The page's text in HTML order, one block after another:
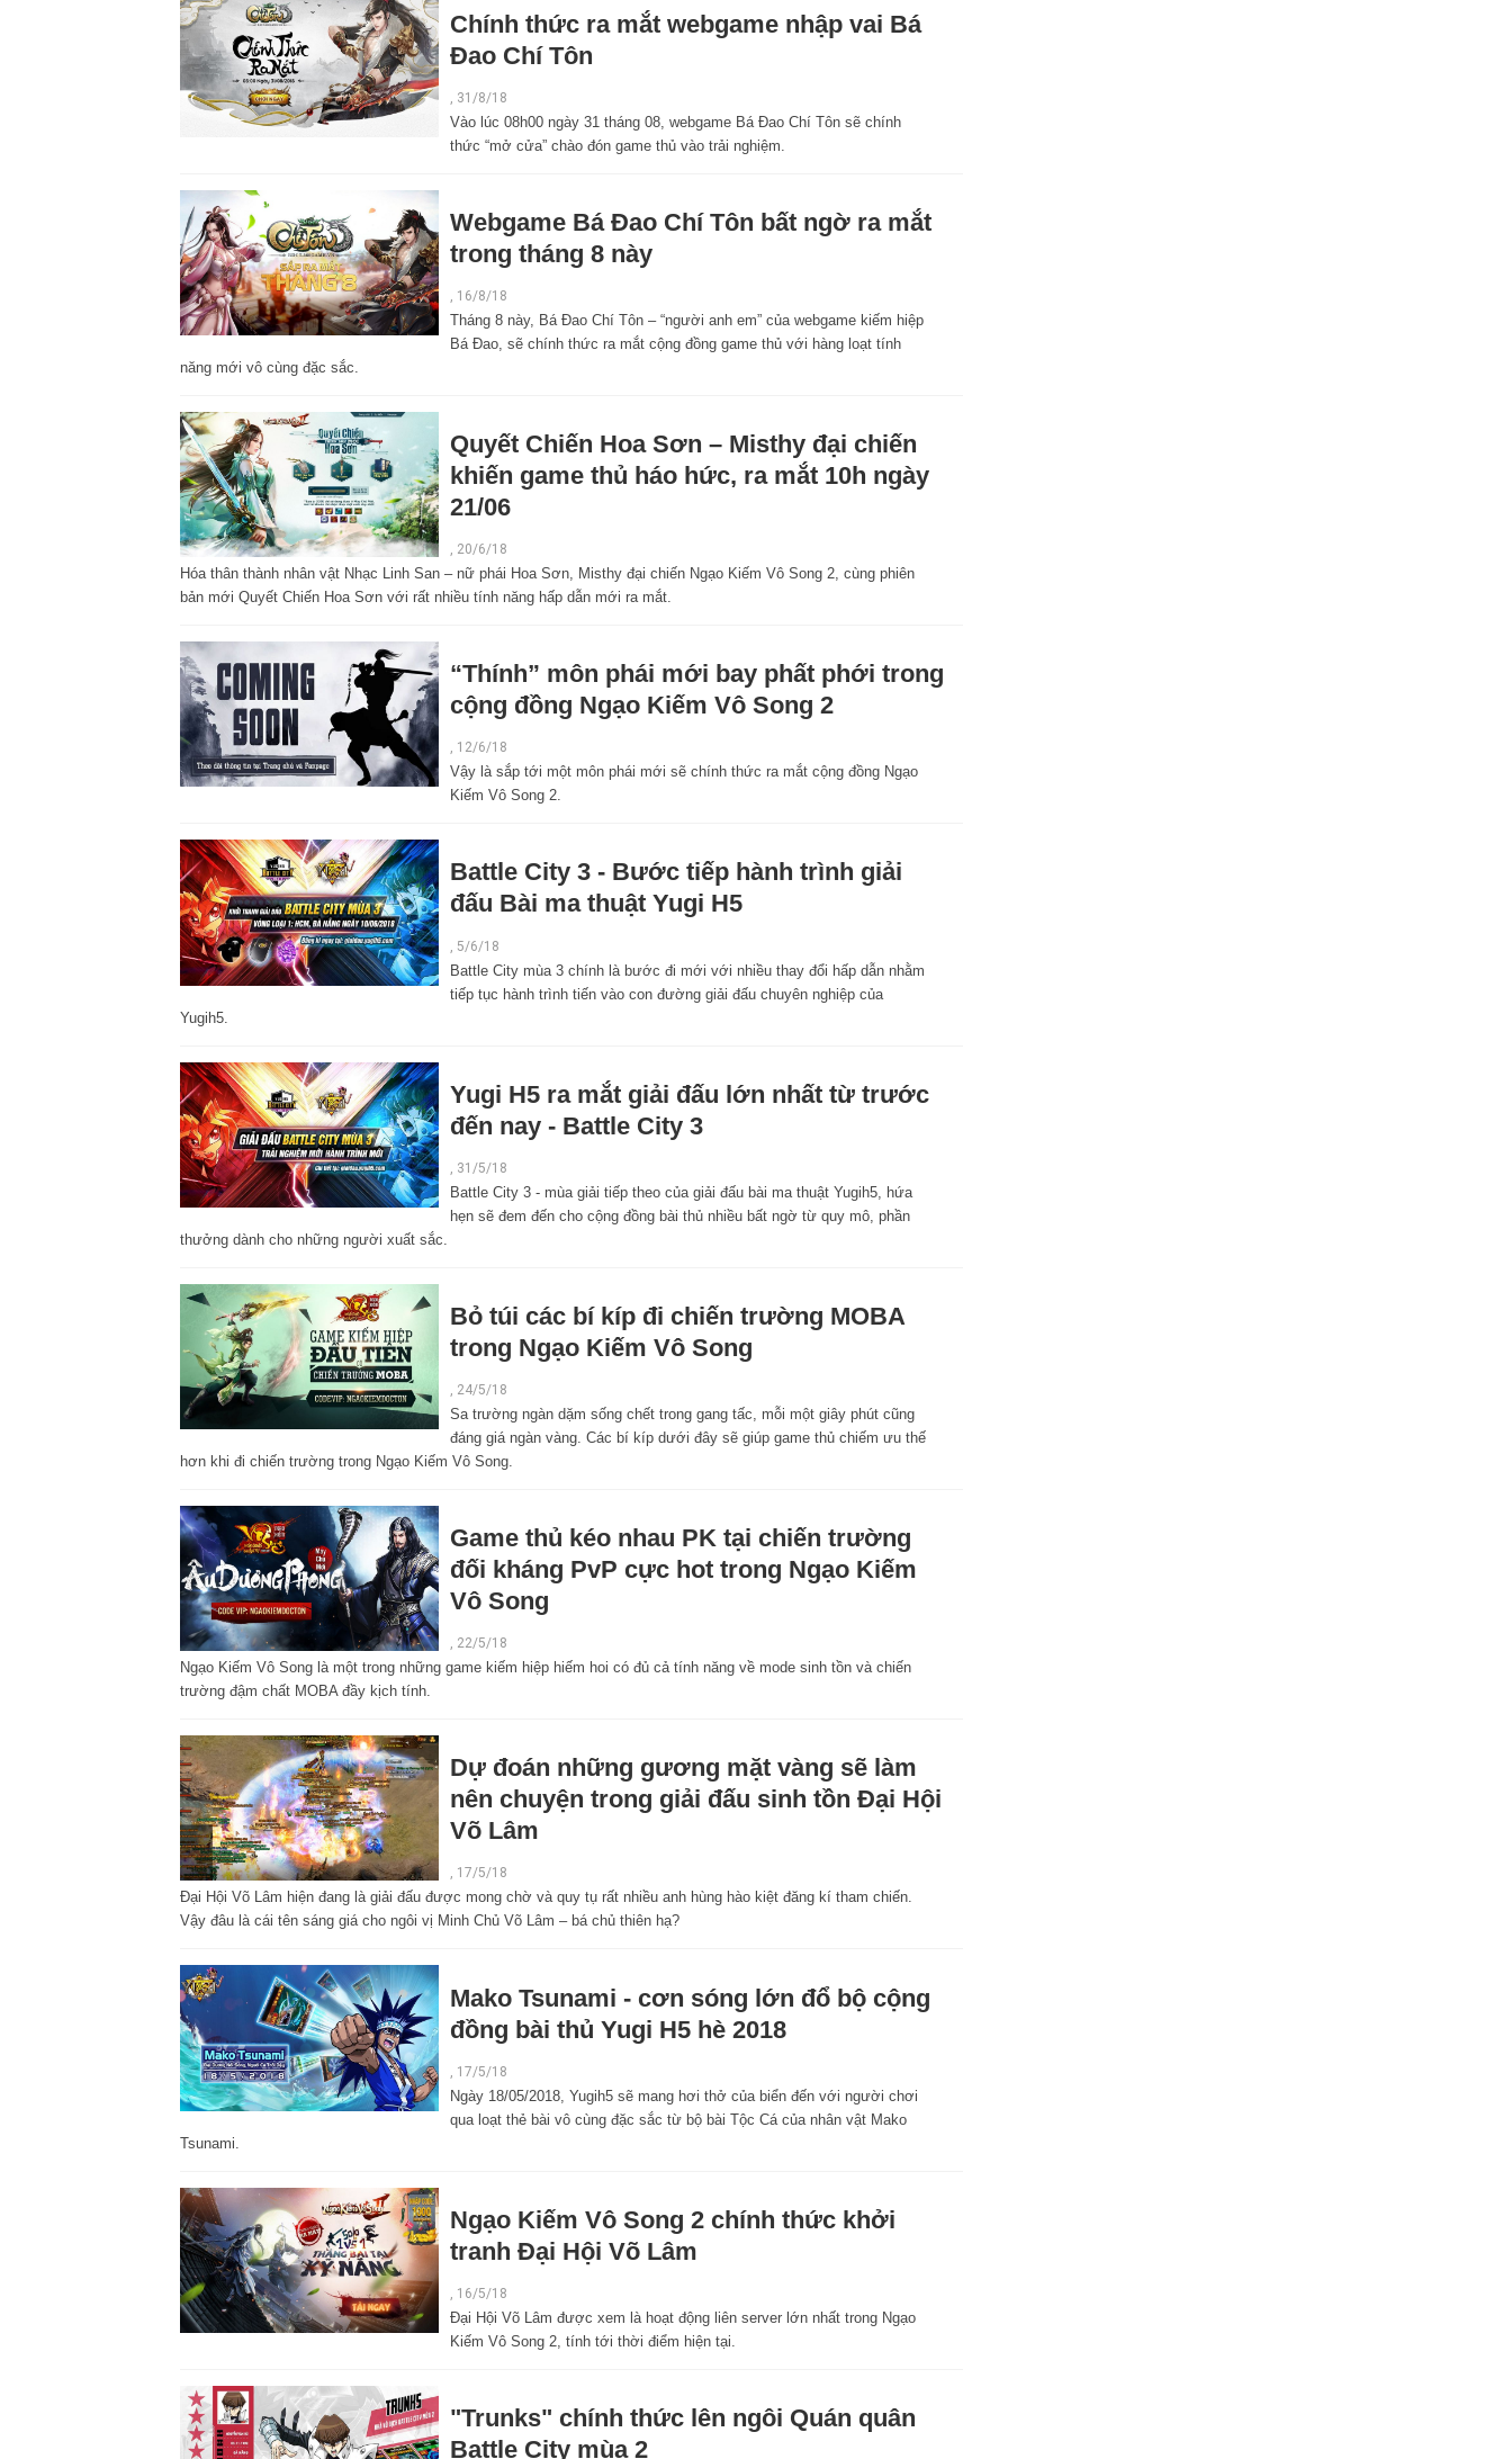
Chính thức ra mắt webgame nhập vai Bá
Đao Chí Tôn
31/8/18
Vào lúc 08h00 ngày 31 tháng 08, webgame Bá Đao Chí Tôn sẽ chính
thức “mở cửa” chào đón game thủ vào trải nghiệm.
Webgame Bá Đao Chí Tôn bất ngờ ra mắt
trong tháng 8 này
, 16/8/18
Tháng 8 này, Bá Đao Chí Tôn – “người anh em” của webgame kiếm hiệp
Bá Đao, sẽ chính thức ra mắt cộng đồng game thủ với hàng loạt tính
năng mới vô cùng đặc sắc.
Quyết Chiến Hoa Sơn – Misthy đại chiến
khiến game thủ háo hức, ra mắt 10h ngày
21/06
, 20/6/18
Hóa thân thành nhân vật Nhạc Linh San – nữ phái Hoa Sơn, Misthy đại chiến Ngạo Kiếm Vô Song 2, cùng phiên
bản mới Quyết Chiến Hoa Sơn với rất nhiều tính năng hấp dẫn mới ra mắt.
“Thính” môn phái mới bay phất phới trong
cộng đồng Ngạo Kiếm Vô Song 2
, 12/6/18
Vậy là sắp tới một môn phái mới sẽ chính thức ra mắt cộng đồng Ngạo
Kiếm Vô Song 2.
Battle City 3 - Bước tiếp hành trình giải
đấu Bài ma thuật Yugi H5
5/6/18
Battle City mùa 3 chính là bước đi mới với nhiều thay đổi hấp dẫn nhằm
tiếp tục hành trình tiến vào con đường giải đấu chuyên nghiệp của
Yugih5.
Yugi H5 ra mắt giải đấu lớn nhất từ trước
đến nay - Battle City 3
31/5/18
Battle City 3 - mùa giải tiếp theo của giải đấu bài ma thuật Yugih5, hứa
hẹn sẽ đem đến cho cộng đồng bài thủ nhiều bất ngờ từ quy mô, phần
thưởng dành cho những người xuất sắc.
Bỏ túi các bí kíp đi chiến trường MOBA
trong Ngạo Kiếm Vô Song
, 24/5/18
Sa trường ngàn dặm sống chết trong gang tấc, mỗi một giây phút cũng
đáng giá ngàn vàng. Các bí kíp dưới đây sẽ giúp game thủ chiếm ưu thế
hơn khi đi chiến trường trong Ngạo Kiếm Vô Song.
Game thủ kéo nhau PK tại chiến trường
đối kháng PvP cực hot trong Ngạo Kiếm
Vô Song
, 22/5/18
Ngạo Kiếm Vô Song là một trong những game kiếm hiệp hiếm hoi có đủ cả tính năng về mode sinh tồn và chiến
trường đậm chất MOBA đầy kịch tính.
Dự đoán những gương mặt vàng sẽ làm
nên chuyện trong giải đấu sinh tồn Đại Hội
Võ Lâm
, 17/5/18
Đại Hội Võ Lâm hiện đang là giải đấu được mong chờ và quy tụ rất nhiều anh hùng hào kiệt đăng kí tham chiến.
Vậy đâu là cái tên sáng giá cho ngôi vị Minh Chủ Võ Lâm – bá chủ thiên hạ?
Mako Tsunami - cơn sóng lớn đổ bộ cộng
đồng bài thủ Yugi H5 hè 2018
17/5/18
Ngày 18/05/2018, Yugih5 sẽ mang hơi thở của biển đến với người chơi
qua loạt thẻ bài vô cùng đặc sắc từ bộ bài Tộc Cá của nhân vật Mako
Tsunami.
Ngạo Kiếm Vô Song 2 chính thức khởi
tranh Đại Hội Võ Lâm
, 16/5/18
Đại Hội Võ Lâm được xem là hoạt động liên server lớn nhất trong Ngạo
Kiếm Vô Song 2, tính tới thời điểm hiện tại.
"Trunks" chính thức lên ngôi Quán quân
Battle City mùa 2